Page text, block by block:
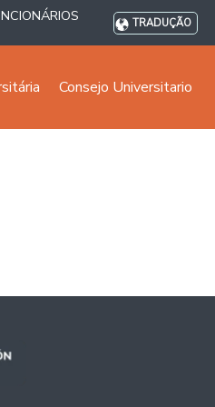
TRADUÇÃO
Consejo Universitario